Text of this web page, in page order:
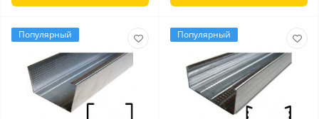
Популярный Популярный